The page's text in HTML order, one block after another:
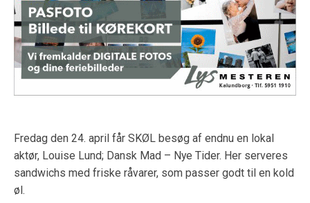
Fredag den 24. april får SKØL besøg af endnu en lokal
aktør, Louise Lund; Dansk Mad – Nye Tider. Her serveres
sandwichs med friske råvarer, som passer godt til en kold
øl.